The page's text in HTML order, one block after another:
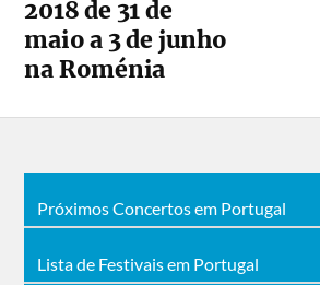
2018 de 31 de
maio a 3 de junho
na Roménia
Próximos Concertos em Portugal
Lista de Festivais em Portugal